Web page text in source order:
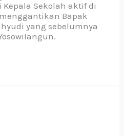
Kepala Sekolah aktif di
menggantikan Bapak
yang sebelumnya